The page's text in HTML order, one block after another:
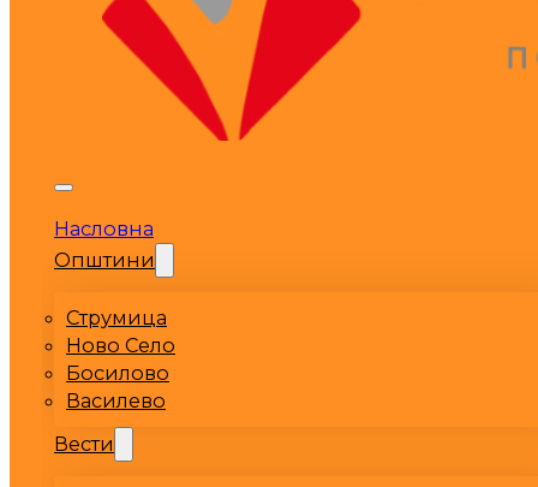
Насловна
Општини
Струмица
Ново Село
Босилово
Василево
Вести